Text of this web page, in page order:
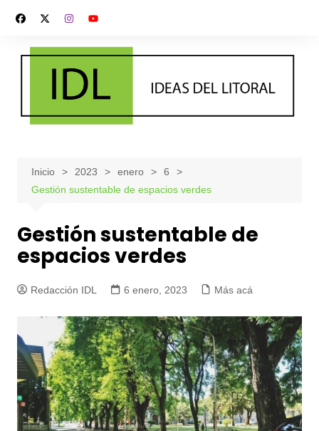
contenido
Inicio 2023 enero
6
Gestión sustentable de espacios verdes
Gestión sustentable de
espacios verdes
Redacción IDL 6 enero, 2023 Más acá